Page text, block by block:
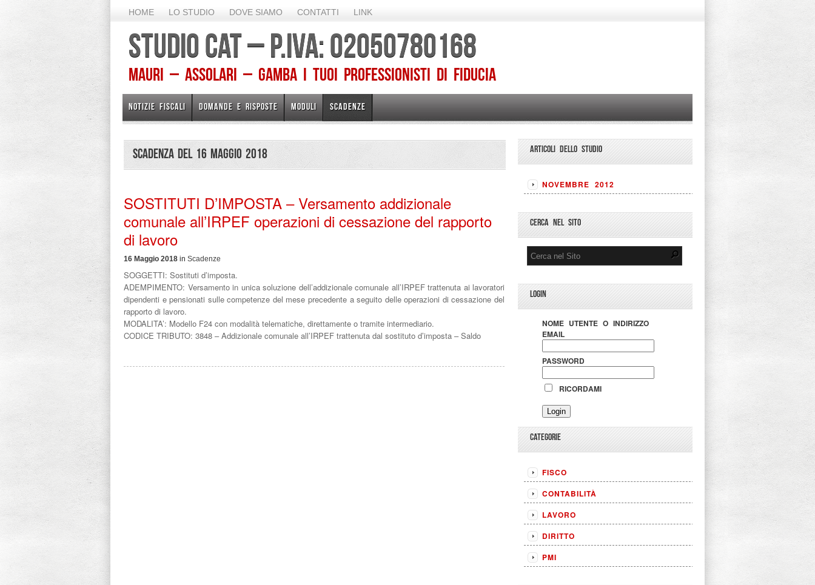
HOME LO STUDIO DOVE SIAMO CONTATTI LINK
STUDIO CAT – P.IVA: 02050780168
Mauri – Assolari – Gamba I TUOI PROFESSIONISTI DI FIDUCIA
NOTIZIE FISCALI DOMANDE E RISPOSTE MODULI SCADENZE
Scadenza del 16 Maggio 2018
SOSTITUTI D’IMPOSTA – Versamento addizionale
comunale all’IRPEF operazioni di cessazione del rapporto
di lavoro
16 Maggio 2018 in Scadenze
SOGGETTI: Sostituti d’imposta.
ADEMPIMENTO: Versamento in unica soluzione dell’addizionale comunale all’IRPEF trattenuta ai lavoratori
dipendenti e pensionati sulle competenze del mese precedente a seguito delle operazioni di cessazione del
rapporto di lavoro.
MODALITA’: Modello F24 con modalità telematiche, direttamente o tramite intermediario.
CODICE TRIBUTO: 3848 – Addizionale comunale all’IRPEF trattenuta dal sostituto d’imposta – Saldo
ARTICOLI DELLO STUDIO
NOVEMBRE 2012
CERCA NEL SITO
LOGIN
NOME UTENTE O INDIRIZZO
EMAIL
PASSWORD
RICORDAMI
CATEGORIE
FISCO
CONTABILITÀ
LAVORO
DIRITTO
PMI